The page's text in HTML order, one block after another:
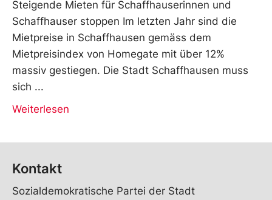
Steigende Mieten für Schaffhauserinnen und
Schaffhauser stoppen Im letzten Jahr sind die
Mietpreise in Schaffhausen gemäss dem
Mietpreisindex von Homegate mit über 12%
massiv gestiegen. Die Stadt Schaffhausen muss
sich
Weiterlesen
Kontakt
Sozialdemokratische Partei der Stadt